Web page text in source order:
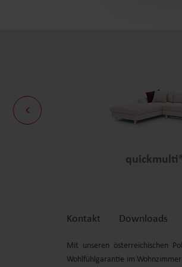
Kontakt Downloads
Mit unseren österreichischen
Wohlfühlgarantie im